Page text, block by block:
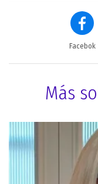
Facebok
Más